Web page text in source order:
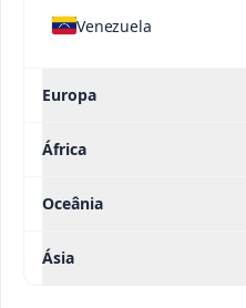
Venezuela
Europa
África
Oceânia
Ásia